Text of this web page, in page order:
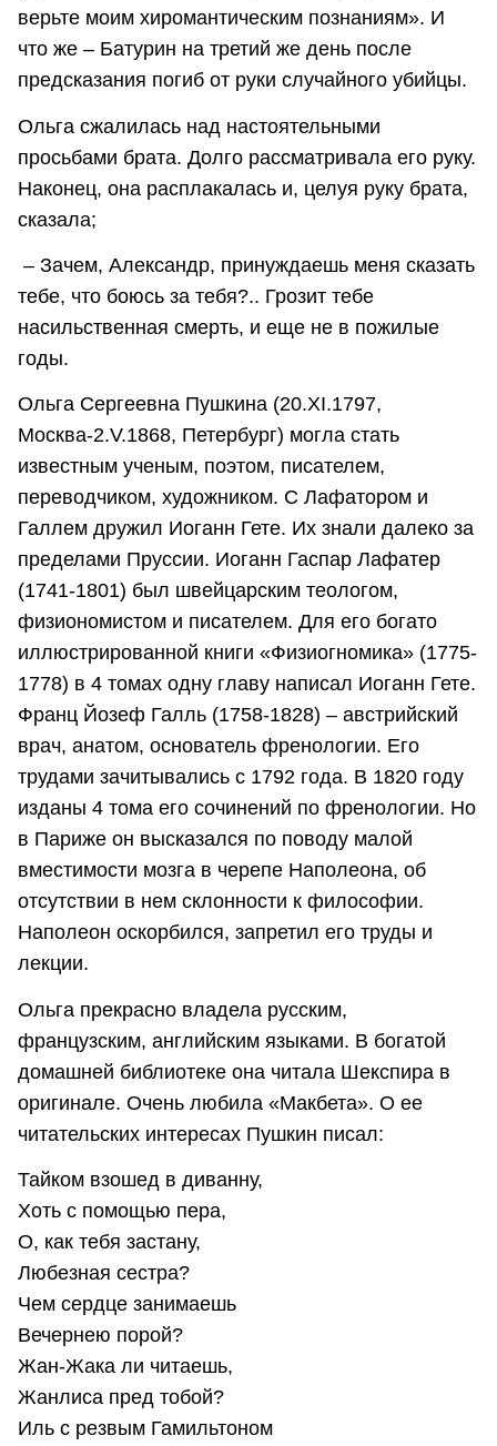
верьте моим хиромантическим познаниям». И
что же – Батурин на третий же день после
предсказания погиб от руки случайного убийцы.
Ольга сжалилась над настоятельными
просьбами брата. Долго рассматривала его руку.
Наконец, она расплакалась и, целуя руку брата,
сказала;
– Зачем, Александр, принуждаешь меня сказать
тебе, что боюсь за тебя?.. Грозит тебе
насильственная смерть, и еще не в пожилые
годы.
Ольга Сергеевна Пушкина (20.XI.1797,
Москва-2.V.1868, Петербург) могла стать
известным ученым, поэтом, писателем,
переводчиком, художником. С Лафатором и
Галлем дружил Иоганн Гете. Их знали далеко за
пределами Пруссии. Иоганн Гаспар Лафатер
(1741-1801) был швейцарским теологом,
физиономистом и писателем. Для его богато
иллюстрированной книги «Физиогномика» (1775-
1778) в 4 томах одну главу написал Иоганн Гете.
Франц Йозеф Галль (1758-1828) – австрийский
врач, анатом, основатель френологии. Его
трудами зачитывались с 1792 года. В 1820 году
изданы 4 тома его сочинений по френологии. Но
в Париже он высказался по поводу малой
вместимости мозга в черепе Наполеона, об
отсутствии в нем склонности к философии.
Наполеон оскорбился, запретил его труды и
лекции.
Ольга прекрасно владела русским,
французским, английским языками. В богатой
домашней библиотеке она читала Шекспира в
оригинале. Очень любила «Макбета». О ее
читательских интересах Пушкин писал:
Тайком взошед в диванну,
Хоть с помощью пера,
О, как тебя застану,
Любезная сестра?
Чем сердце занимаешь
Вечернею порой?
Жан-Жака ли читаешь,
Жанлиса пред тобой?
Иль с резвым Гамильтоном